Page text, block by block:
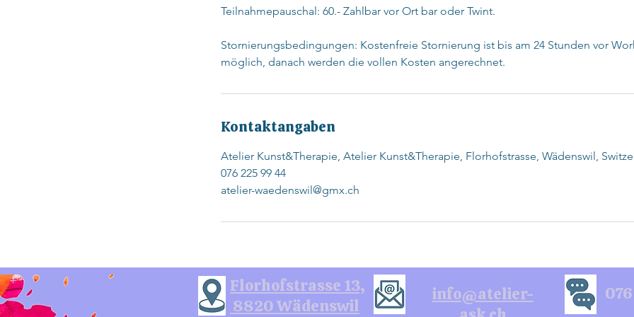
Teilnahmepauschal: 60.- ​Zahlbar vor Ort bar oder Twint.
​Stornierungsbedingungen: Kostenfreie Stornierung ist bis am 24 Stunden vor
möglich, danach werden die vollen Kosten angerechnet.
Kontaktangaben
Atelier Kunst&Therapie, Atelier Kunst&Therapie, Florhofstrasse, Wädenswil,
076 225 99 44
atelier-waedenswil@gmx.ch
Florhofstrasse 13,
8820 Wädenswil
info@atelier-